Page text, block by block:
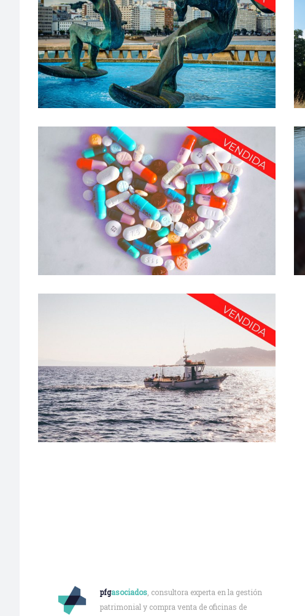
FARMACIA EN EXCLUSIVA EN A CORUÑA CIUDAD –
PFG1408
A Coruña·De 500.000€-750.000€·Farmacia urbana
TENEMOS LA FARMACIA QUE BUSCAS EN A COSTA DA
MORTE – PFG1406
A Coruña·Farmacia urbana·Más de 2.000.000€
FARMACIA EN LOCALIDAD COSTERA DE A CORUÑA –
PFG1427
A Coruña·Farmacia urbana·Más de 2.000.000€
pfgasociados , consultora experta en la gestión
patrimonial y compra venta de oficinas de